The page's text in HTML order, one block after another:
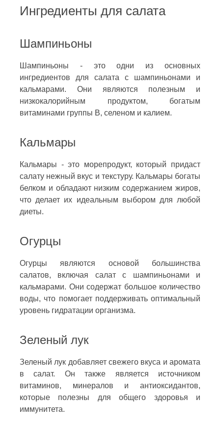
Ингредиенты для салата
Шампиньоны
Шампиньоны - это одни из основных
ингредиентов для салата с шампиньонами и
кальмарами. Они являются полезным и
низкокалорийным продуктом, богатым
витаминами группы B, селеном и калием.
Кальмары
Кальмары - это морепродукт, который придаст
салату нежный вкус и текстуру. Кальмары богаты
белком и обладают низким содержанием жиров,
что делает их идеальным выбором для любой
диеты.
Огурцы
Огурцы являются основой большинства
салатов, включая салат с шампиньонами и
кальмарами. Они содержат большое количество
воды, что помогает поддерживать оптимальный
уровень гидратации организма.
Зеленый лук
Зеленый лук добавляет свежего вкуса и аромата
в салат. Он также является источником
витаминов, минералов и антиоксидантов,
которые полезны для общего здоровья и
иммунитета.